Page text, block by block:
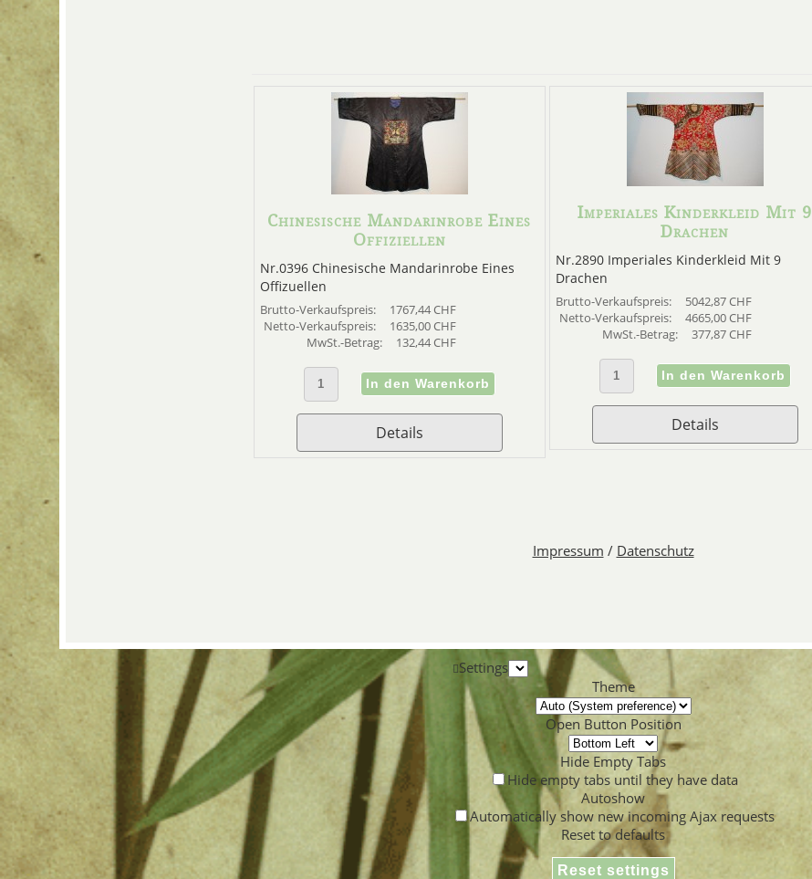
Chinesische Mandarinrobe Eines
Offiziellen
Nr.0396 Chinesische Mandarinrobe Eines
Offizuellen
Brutto-Verkaufspreis:
1767,44 CHF
Netto-Verkaufspreis:
1635,00 CHF
MwSt.-Betrag:
132,44 CHF
Details
Imperiales Kinderkleid Mit 9
Drachen
Nr.2890 Imperiales Kinderkleid Mit 9
Drachen
Brutto-Verkaufspreis:
5042,87 CHF
Netto-Verkaufspreis:
4665,00 CHF
MwSt.-Betrag:
377,87 CHF
Details
Impressum / Datenschutz
Settings
Theme
Open Button Position
Hide Empty Tabs
Hide empty tabs until they have data
Autoshow
Automatically show new incoming Ajax requests
Reset to defaults
Reset settings